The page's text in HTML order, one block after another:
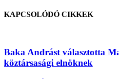
KAPCSOLÓDÓ CIKKEK
Baka Andrást választotta
köztársasági elnöknek